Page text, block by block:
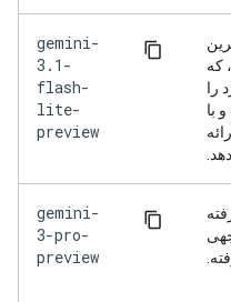
که
را
با
gemini-
3.1-
flash-
lite-
preview
gemini-
3-pro-
preview